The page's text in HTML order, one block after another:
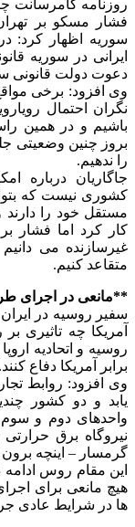
روزنامه کامرسانت
فشار مسکو بر
سوریه اظهار کرد:
ایرانی در سوریه
دعوت دولت قانونی
وی افزود: برخی
نگران احتمال
باشیم و در همین
بروز چنین وضعیتی
را ندهیم.
جاگاریان درباره
کشوری نیست که
مستقل خود را دارند
کار کرد اما فشار
غیرسازنده می
متقاعد کنیم.
**مانعی در اجرای
سفیر روسیه در
آمریکا چه تاثیری
روسیه و اتحادیه
برابر آمریکا دفاع کنند.
وی افزود: روابط
یابد و دو کشور
واحدهای دوم و سوم
نیروگاه برق
گرمسار – اینچه
این مقام روس ادامه
هیچ مانعی برای
ها در شرایط عادی